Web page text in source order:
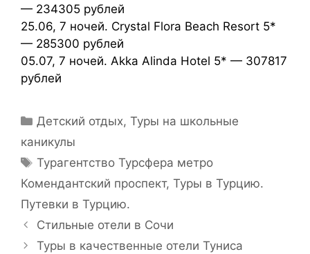
— 234305 рублей
25.06, 7 ночей. Crystal Flora Beach Resort 5*
— 285300 рублей
05.07, 7 ночей. Akka Alinda Hotel 5* — 307817
рублей
Детский отдых,Туры на школьные
каникулы
Турагентство Турсфера метро
Комендантский проспект, Туры в Турцию.
Путевки в Турцию.
Стильные отели в Сочи
Туры в качественные отели Туниса